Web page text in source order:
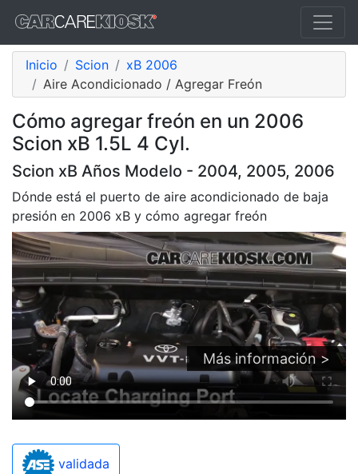
Inicio Scion
xB 2006
Aire Acondicionado / Agregar Freón
Cómo agregar freón en un 2006
Scion xB 1.5L 4 Cyl.
Scion xB Años Modelo - 2004, 2005, 2006
Dónde está el puerto de aire acondicionado de baja
presión en 2006 xB y cómo agregar freón
Más información >
validada